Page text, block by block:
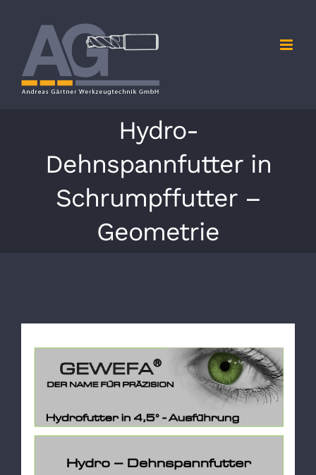
springen
Hydro-
Dehnspannfutter in
Schrumpffutter –
Geometrie